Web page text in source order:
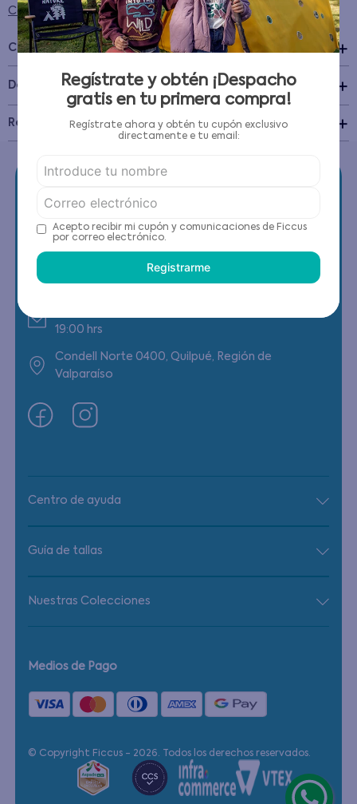
Condiciones para cambios y devoluciones
Características
Detalles del Producto +
Recomendaciones de cuidado
(22) 6178818 - Compras Internet
19:00 hrs
Condell Norte 0400, Quilpué, Región de
Valparaíso
Centro de ayuda
Guía de tallas
Nuestras Colecciones
Medios de Pago
© Copyright Ficcus - 2026. Todos los derechos reservados.
Regístrate y obtén ¡Despacho
gratis en tu primera compra!
Regístrate ahora y obtén tu cupón exclusivo
directamente e tu email:
Acepto recibir mi cupón y comunicaciones de Ficcus
por correo electrónico.
Registrarme